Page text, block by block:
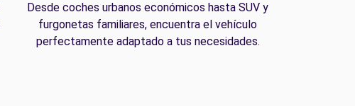
Desde coches urbanos económicos hasta SUV y
furgonetas familiares, encuentra el vehículo
perfectamente adaptado a tus necesidades.